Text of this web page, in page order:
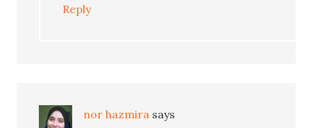
Reply
nor hazmira says